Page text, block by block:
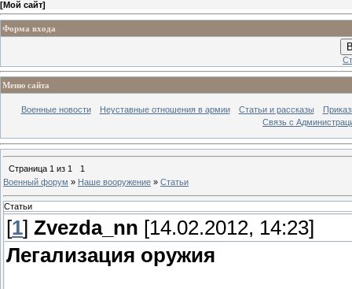
[Мой сайт]
Форма входа
Меню сайта
Военные новости Неуставные отношения в армии Статьи и рассказы
Связь с
Страница 1 из 1
1
Военный форум » Наше вооружение » Статьи
Статьи
[1] Zvezda_nn [14.02.2012, 14:23]
Легализация оружия